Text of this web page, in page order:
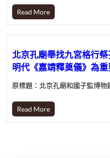
Read More
北京孔廟舉找九宮格行
明代《嘉靖釋奠儀》為
原標題：北京孔廟和國子監博
Read More